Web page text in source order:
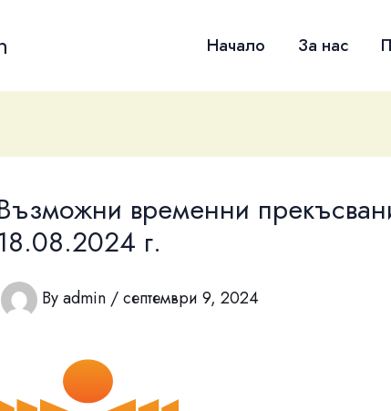
Начало За нас
временни
г.
Byadmin /септември 9, 2024